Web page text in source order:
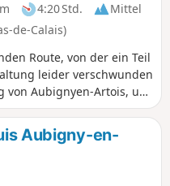
4:20 Std.
Mittel
de-Calais)
Route, von der ein Teil
leider verschwunden
Aubignyen-Artois, um
zu nutzen, und
nach Villers-Châtel,
zu bewundern.Die Tour
sodass man
kann.Siehe praktische
Aubigny-en-